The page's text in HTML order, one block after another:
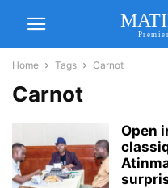
Home Tags Carnot
Carnot
Open